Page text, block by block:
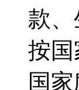
款
按
国